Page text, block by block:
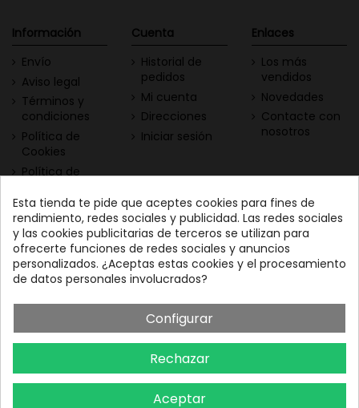
Información
Envío
Aviso legal
Términos y
condiciones
Política de
Cookies
Política de
Cuenta
Historial de
pedidos
Mi cuenta
Direcciones
Iniciar sesión
Enlaces
Los más
vendidos
Novedades
Contacte con
nosotros
Contacta con nosotros
Nuestras Vinotecas:
Vinofilos Triana: Viera y
Clavijo, 23 - Gran Canaria
Vinófilos Santa Cruz: Adán
Martín Menis, 5 - Tenerife
Descarga nuestra App
Todo el vino a tu
alcance
Esta tienda te pide que aceptes cookies para fines de
rendimiento, redes sociales y publicidad. Las redes sociales
y las cookies publicitarias de terceros se utilizan para
ofrecerte funciones de redes sociales y anuncios
personalizados. ¿Aceptas estas cookies y el procesamiento
de datos personales involucrados?
Configurar
Rechazar
Aceptar